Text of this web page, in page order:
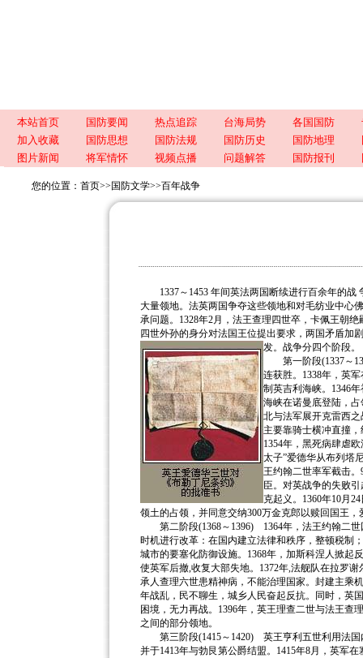
本站首页 国防要闻 热点追踪 台海局势 各国国防
加入收藏
国防思想 国防法规 国防历史 国防地理
图片新闻
将军情怀 视频点播 问题解答 国防报刊
您的位置： 首页>> 国防文学>>百年战争
1337～1453 年间英法两国断续进行百余年的战
大量领地。法英两国争夺这些领地和对毛纺业中心
承问题。1328年2月，法王查理四世卒，卡佩王朝
四世外孙的身分对法国王位提出要求，两国矛盾加
发。战争分四个阶段。
第一阶段(1337～
连获胜。1338年，英
制英吉利海峡。1346
海峡在诺曼底登陆，
北与法军展开克雷西
主要靠骑士横冲直撞
1354年，黑死病肆虐
太子”爱德华从布列塔
王约翰二世率军截击
臣。对英战争的失败
克起义。1360年10月
领土的占领，并同意交纳300万金克郎以赎回国王
第二阶段(1368～1396) 1364年，法王约翰二世
时机进行改革：在国内建立法律和秩序，整顿税制
城市的要塞化防御设施。1368年，加斯科涅人掀起
使英军后撤,收复大部失地。1372年,法舰队在拉罗
承人查理六世患精神病，不能治理国家。封建主乘
年战乱，民不聊生，城乡人民奋起反抗。同时，英
困境，无力再战。1396年，英王理查二世与法王查
之间的部分领地。
第三阶段(1415～1420) 英王亨利五世利用法国
并于1413年与勃艮第公爵结盟。1415年8月，英军